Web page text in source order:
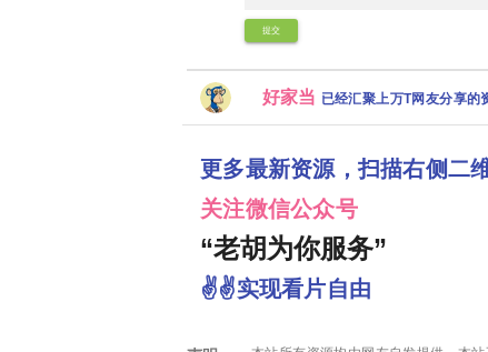
提交
好家当 已经汇聚上万T网友分享的
更多最新资源，扫描右侧二
关注微信公众号
“老胡为你服务”
✌✌实现看片自由